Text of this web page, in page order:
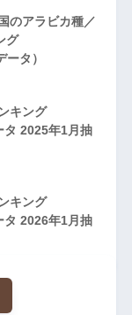
のアラビカ種／
グ
タ）
キング
タ 2025年1月抽
キング
タ 2026年1月抽